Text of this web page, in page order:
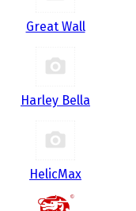
Great Wall
Harley Bella
HelicMax